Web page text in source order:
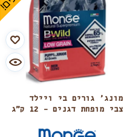
מונג’ גורים בי ויילד
צבי מופחת דגנים – 12 ק”ג